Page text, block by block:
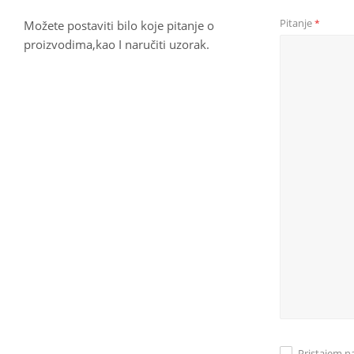
Možete postaviti bilo koje pitanje o
proizvodima,kao I naručiti uzorak.
Pitanje*